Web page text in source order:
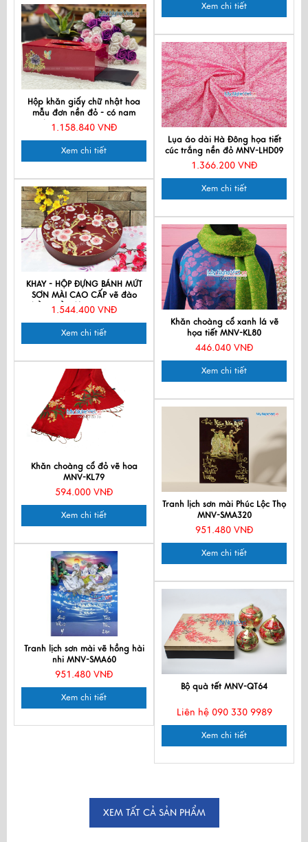
Xem chi tiết
Hộp khăn giấy chữ nhật hoa
mẫu đơn nền đỏ - có nam
châm MNV-HKGTB04-1
1.158.840 VNĐ
Xem chi tiết
Lụa áo dài Hà Đông họa tiết
cúc trắng nền đỏ MNV-LHD09
1.366.200 VNĐ
Xem chi tiết
KHAY - HỘP ĐỰNG BÁNH MỨT
SƠN MÀI CAO CẤP vẽ đào
hồng nền đỏ MNV-SMTB01
1.544.400 VNĐ
Xem chi tiết
Khăn choàng cổ xanh lá vẽ
họa tiết MNV-KL80
446.040 VNĐ
Xem chi tiết
Khăn choàng cổ đỏ vẽ hoa
MNV-KL79
594.000 VNĐ
Xem chi tiết
Tranh lịch sơn mài Phúc Lộc Thọ
MNV-SMA320
951.480 VNĐ
Xem chi tiết
Tranh lịch sơn mài vẽ hồng hài
nhi MNV-SMA60
951.480 VNĐ
Xem chi tiết
Bộ quà tết MNV-QT64
Liên hệ 090 330 9989
Xem chi tiết
XEM TẤT CẢ SẢN PHẨM